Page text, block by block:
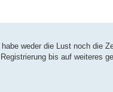
weder die Lust noch die
bis auf weiteres